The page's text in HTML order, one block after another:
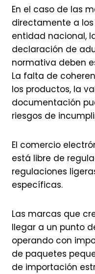
En el caso de las
directamente a
entidad nacional,
declaración de
normativa deben
La falta de
los productos, la
documentación
riesgos de
El comercio
está libre de
regulaciones
específicas.
Las marcas que
llegar a un punto
operando con
de paquetes
de importación